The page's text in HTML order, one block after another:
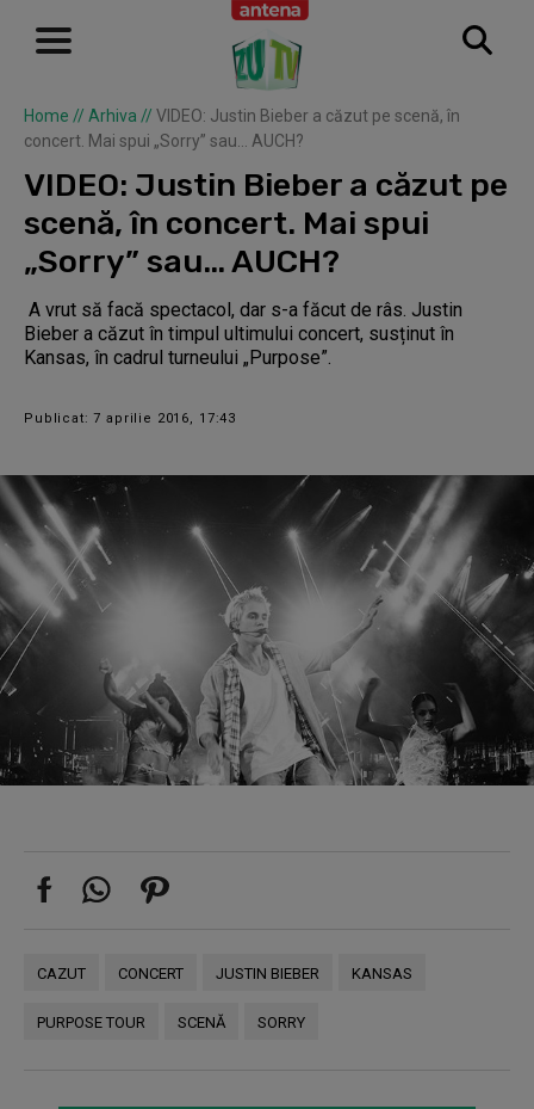
Home // Arhiva // VIDEO: Justin Bieber a căzut pe scenă, în
concert. Mai spui „Sorry” sau… AUCH?
VIDEO: Justin Bieber a căzut pe
scenă, în concert. Mai spui
„Sorry” sau… AUCH?
A vrut să facă spectacol, dar s-a făcut de râs. Justin
Bieber a căzut în timpul ultimului concert, susținut în
Kansas, în cadrul turneului „Purpose”.
Publicat: 7 aprilie 2016, 17:43
CAZUT CONCERT JUSTIN BIEBER KANSAS
PURPOSE TOUR SCENĂ SORRY